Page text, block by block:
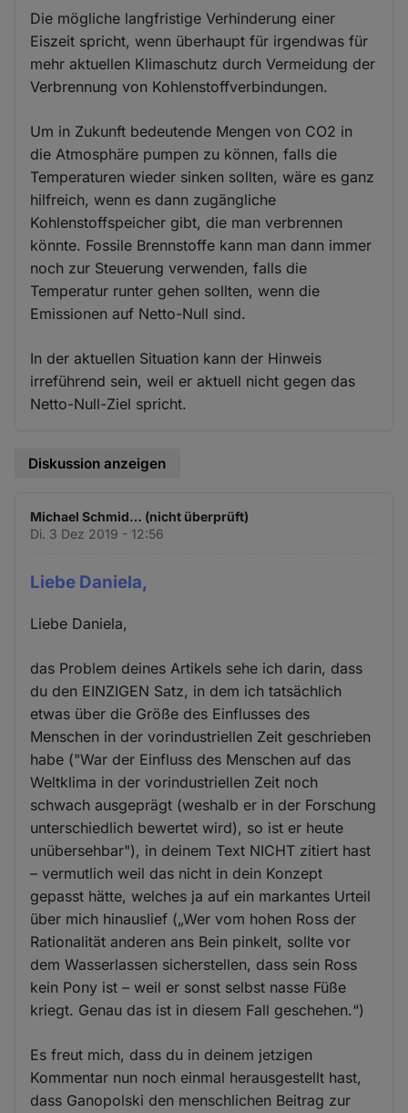
Die mögliche langfristige Verhinderung einer
Eiszeit spricht, wenn überhaupt für irgendwas für
mehr aktuellen Klimaschutz durch Vermeidung der
Verbrennung von Kohlenstoffverbindungen.
Um in Zukunft bedeutende Mengen von CO2 in
die Atmosphäre pumpen zu können, falls die
Temperaturen wieder sinken sollten, wäre es ganz
hilfreich, wenn es dann zugängliche
Kohlenstoffspeicher gibt, die man verbrennen
könnte. Fossile Brennstoffe kann man dann immer
noch zur Steuerung verwenden, falls die
Temperatur runter gehen sollten, wenn die
Emissionen auf Netto-Null sind.
In der aktuellen Situation kann der Hinweis
irreführend sein, weil er aktuell nicht gegen das
Netto-Null-Ziel spricht.
Diskussion anzeigen
Michael Schmid… (nicht überprüft)
Di. 3 Dez 2019 - 12:56
Liebe Daniela,
Liebe Daniela,
das Problem deines Artikels sehe ich darin, dass
du den EINZIGEN Satz, in dem ich tatsächlich
etwas über die Größe des Einflusses des
Menschen in der vorindustriellen Zeit geschrieben
habe ("War der Einfluss des Menschen auf das
Weltklima in der vorindustriellen Zeit noch
schwach ausgeprägt (weshalb er in der Forschung
unterschiedlich bewertet wird), so ist er heute
unübersehbar"), in deinem Text NICHT zitiert hast
– vermutlich weil das nicht in dein Konzept
gepasst hätte, welches ja auf ein markantes Urteil
über mich hinauslief („Wer vom hohen Ross der
Rationalität anderen ans Bein pinkelt, sollte vor
dem Wasserlassen sicherstellen, dass sein Ross
kein Pony ist – weil er sonst selbst nasse Füße
kriegt. Genau das ist in diesem Fall geschehen.“)
Es freut mich, dass du in deinem jetzigen
Kommentar nun noch einmal herausgestellt hast,
dass Ganopolski den menschlichen Beitrag zur